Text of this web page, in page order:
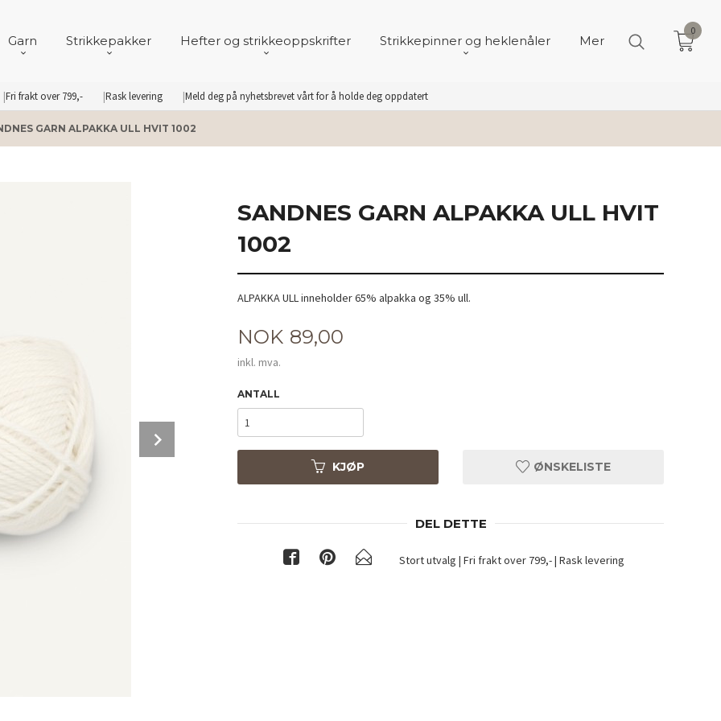
Fri frakt over 799,- Rask levering Meld deg på nyhetsbrevet vårt for å holde deg oppdatert
Garn Strikkepakker Hefter og strikkeoppskrifter Strikkepinner og heklenåler Mer
0
GARN ALPAKKA ULL HVIT 1002
SANDNES GARN ALPAKKA ULL HVIT
1002
ALPAKKA ULL inneholder 65% alpakka og 35% ull.
Pris
NOK 89,00
inkl. mva.
ANTALL
KJØP ØNSKELISTE
DEL DETTE
Stort utvalg | Fri frakt over 799,- | Rask levering